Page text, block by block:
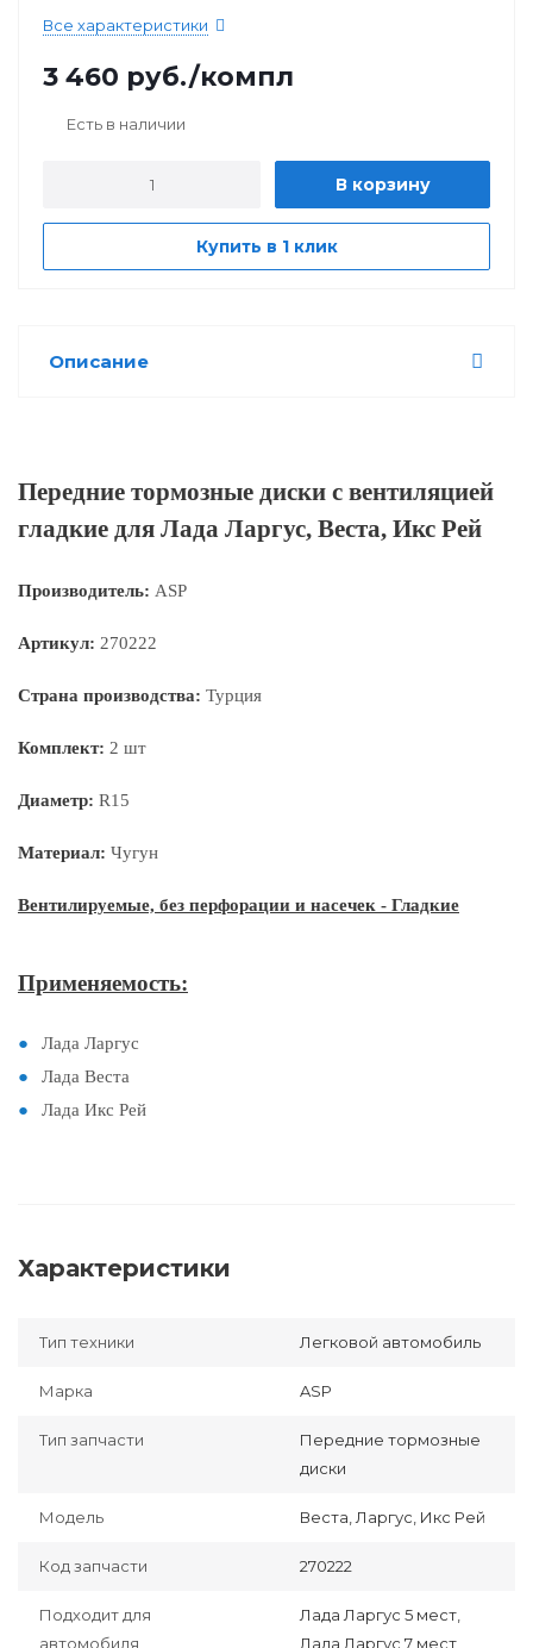
Все характеристики
3 460 руб./компл
Есть в наличии
В корзину
Купить в 1 клик
Описание
Передние тормозные диски с вентиляцией
гладкие для Лада Ларгус, Веста, Икс Рей
Производитель: ASP
Артикул: 270222
Страна производства: Турция
Комплект: 2 шт
Диаметр: R15
Материал: Чугун
Вентилируемые, без перфорации и насечек - Гладкие
Применяемость:
Лада Ларгус
Лада Веста
Лада Икс Рей
Характеристики
Тип техники Легковой автомобиль
Марка ASP
Тип запчасти
Передние тормозные
диски
Модель Веста, Ларгус, Икс Рей
Код запчасти 270222
Подходит для
автомобиля
Лада Ларгус 5 мест,
Лада Ларгус 7 мест,